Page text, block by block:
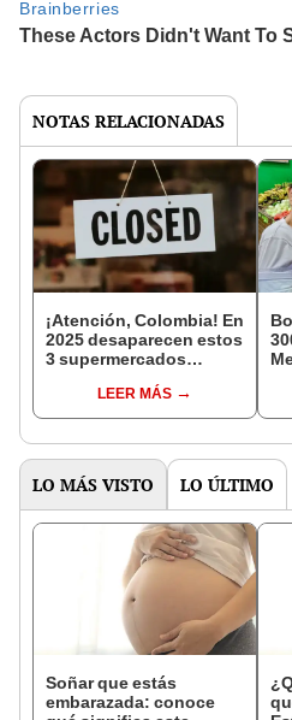
NOTAS RELACIONADAS
¡Atención, Colombia! En
2025 desaparecen estos
3 supermercados
a millones de
consumidores
LEER MÁS
LO MÁS VISTO LO ÚLTIMO
Soñar que estás
embarazada: conoce